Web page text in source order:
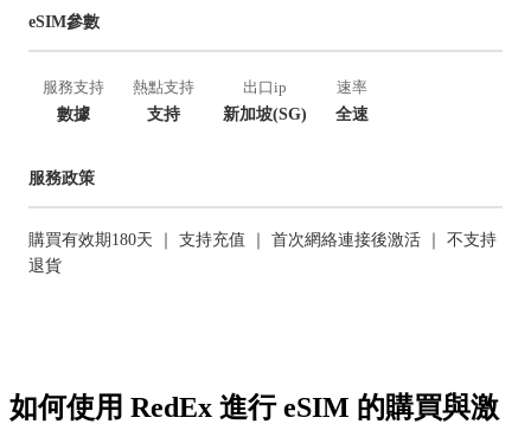
eSIM參數
服務支持
數據
熱點支持
支持
出口ip
新加坡(SG)
速率
全速
服務政策
購買有效期180天 ｜ 支持充值 ｜ 首次網絡連接後激活 ｜ 不支持
退貨
如何使用 RedEx 進行 eSIM 的購買與激